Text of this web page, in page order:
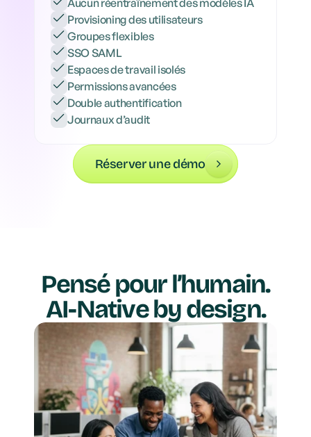
Aucun réentraînement des modèles IA
Provisioning des utilisateurs
Groupes flexibles
SSO SAML
Espaces de travail isolés
Permissions avancées
Double authentification
Journaux d’audit
Réserver une démo
Pensé pour l’humain.
AI-Native by design.